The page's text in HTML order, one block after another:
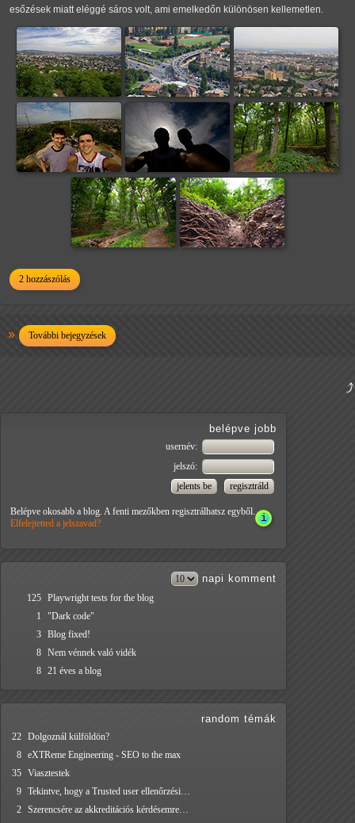
esőzések miatt eléggé sáros volt, ami emelkedőn különösen kellemetlen.
2 hozzászólás
További bejegyzések
belépve jobb
usernév:
jelszó:
Belépve okosabb a blog. A fenti mezőkben regisztrálhatsz egyből.
Elfelejtetted a jelszavad?
napi komment
125 Playwright tests for the blog
1
"Dark code"
3 Blog fixed!
8 Nem vénnek való vidék
8 21 éves a blog
random témák
22 Dolgoznál külföldön?
8 eXTReme Engineering - SEO to the max
35 Viasztestek
9 Tekintve, hogy a Trusted user ellenőrzési…
2 Szerencsére az akkreditációs kérdésemre…